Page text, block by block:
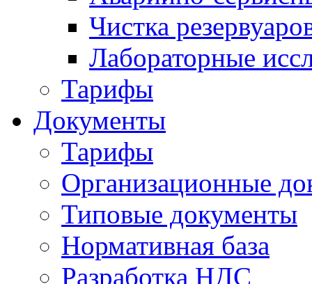
Чистка
Лабораторные
Тарифы
Документы
Тарифы
Организационные
Типовые документы
Нормативная база
Разработка НДС